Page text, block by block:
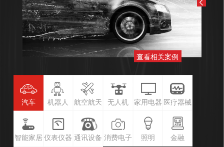
查看相关案例
汽车 机器人 航空航天 无人机 家用电器 医疗器械
智能家居 仪表仪器 通讯设备 消费电子 照明 金融